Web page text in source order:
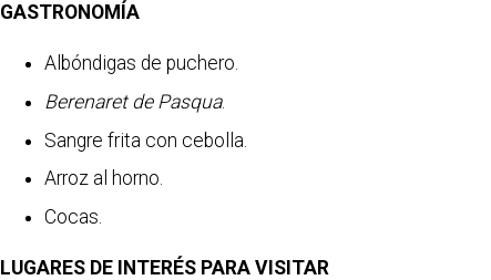
GASTRONOMÍA
Albóndigas de puchero.
Berenaret de Pasqua.
Sangre frita con cebolla.
Arroz al horno.
Cocas.
LUGARES DE INTERÉS PARA VISITAR